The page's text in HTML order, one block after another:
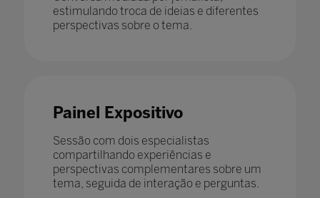
estimulando troca de ideias e diferentes
perspectivas sobre o tema.
Painel Expositivo
Sessão com dois especialistas
compartilhando experiências e
perspectivas complementares sobre um
tema, seguida de interação e perguntas.